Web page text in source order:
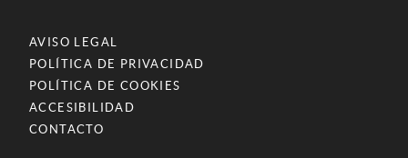
AVISO LEGAL
POLÍTICA DE PRIVACIDAD
POLÍTICA DE COOKIES
ACCESIBILIDAD
CONTACTO